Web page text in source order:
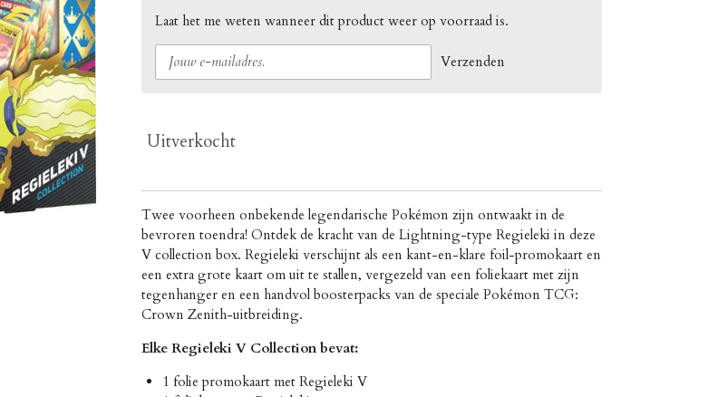
Laat het me weten wanneer dit product weer op voorraad is.
Verzenden
Uitverkocht
Twee voorheen onbekende legendarische Pokémon zijn ontwaakt in de
bevroren toendra! Ontdek de kracht van de Lightning-type Regieleki in deze
V collection box. Regieleki verschijnt als een kant-en-klare foil-promokaart en
een extra grote kaart om uit te stallen, vergezeld van een foliekaart met zijn
tegenhanger en een handvol boosterpacks van de speciale Pokémon TCG:
Crown Zenith-uitbreiding.
Elke Regieleki V Collection bevat:
1 folie promokaart met Regieleki V